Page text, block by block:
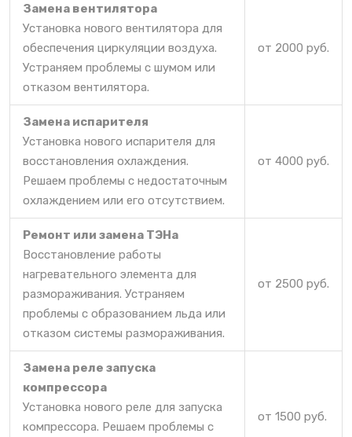
Замена вентилятора
Установка нового вентилятора для
обеспечения циркуляции воздуха.
Устраняем проблемы с шумом или
отказом вентилятора.
от 2000 руб.
Замена испарителя
Установка нового испарителя для
восстановления охлаждения.
Решаем проблемы с недостаточным
охлаждением или его отсутствием.
от 4000 руб.
Ремонт или замена ТЭНа
Восстановление работы
нагревательного элемента для
размораживания. Устраняем
проблемы с образованием льда или
отказом системы размораживания.
от 2500 руб.
Замена реле запуска
компрессора
Установка нового реле для запуска
компрессора. Решаем проблемы с
от 1500 руб.